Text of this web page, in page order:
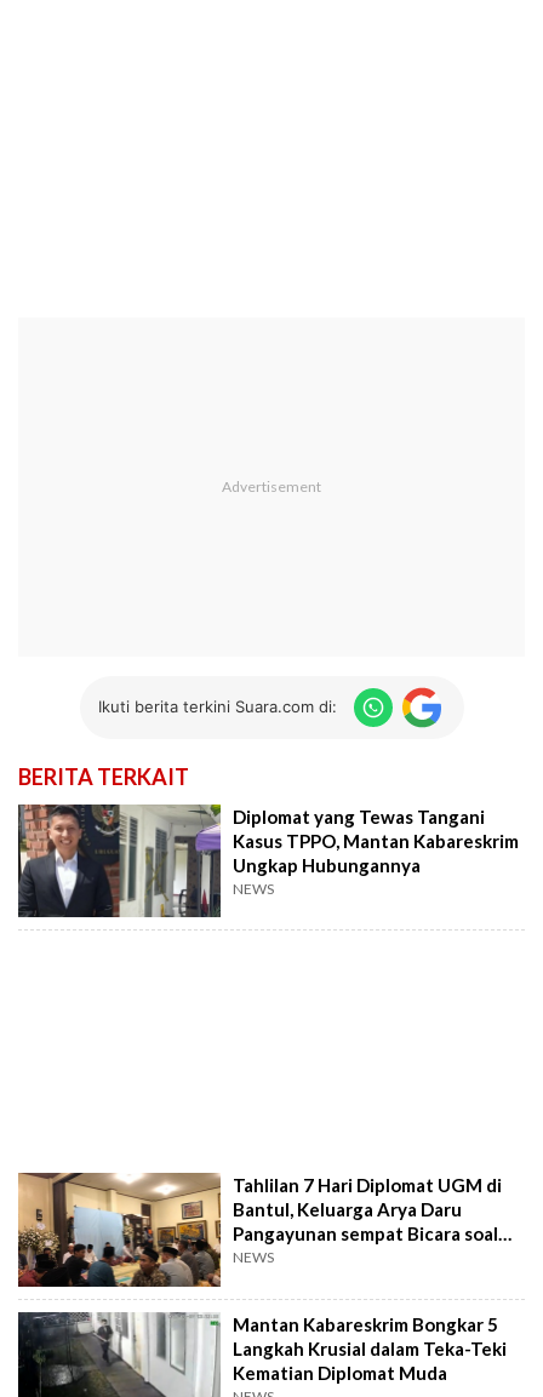
Ikuti berita terkini Suara.com di:
BERITA TERKAIT
Diplomat yang Tewas Tangani
Kasus TPPO, Mantan Kabareskrim
Ungkap Hubungannya
NEWS
Tahlilan 7 Hari Diplomat UGM di
Bantul, Keluarga Arya Daru
Pangayunan sempat Bicara soal
Jual Mobil
NEWS
Mantan Kabareskrim Bongkar 5
Langkah Krusial dalam Teka-Teki
Kematian Diplomat Muda